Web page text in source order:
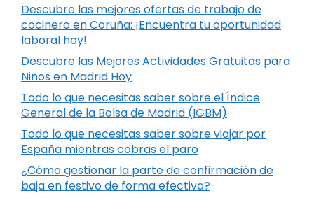
Descubre las mejores ofertas de trabajo de
cocinero en Coruña: ¡Encuentra tu oportunidad
laboral hoy!
Descubre las Mejores Actividades Gratuitas para
Niños en Madrid Hoy
Todo lo que necesitas saber sobre el Índice
General de la Bolsa de Madrid (IGBM)
Todo lo que necesitas saber sobre viajar por
España mientras cobras el paro
¿Cómo gestionar la parte de confirmación de
baja en festivo de forma efectiva?